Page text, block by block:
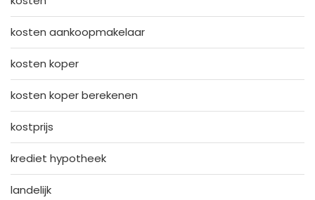
kosten aankoopmakelaar
kosten koper
kosten koper berekenen
kostprijs
krediet hypotheek
landelijk